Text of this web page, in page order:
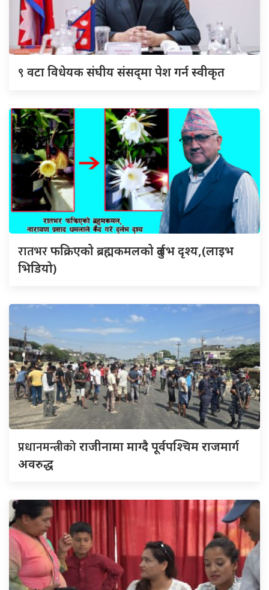
९ वटा विधेयक संघीय संसद्‌मा पेश गर्न स्वीकृत
रातभरफक्रिएको ब्रह्मकमलको दुर्लभ दृश्य,(लाइभ
भिडियो)
प्रधानमन्त्रीकोराजीनामा माग्दै पूर्वपश्चिम राजमार्ग
अवरुद्ध